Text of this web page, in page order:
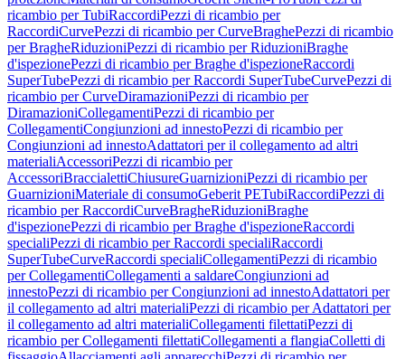
ricambio per TubiRaccordiPezzi di ricambio per
RaccordiCurvePezzi di ricambio per CurveBraghePezzi di ricambio
per BragheRiduzioniPezzi di ricambio per RiduzioniBraghe
d'ispezionePezzi di ricambio per Braghe d'ispezioneRaccordi
SuperTubePezzi di ricambio per Raccordi SuperTubeCurvePezzi di
ricambio per CurveDiramazioniPezzi di ricambio per
DiramazioniCollegamentiPezzi di ricambio per
CollegamentiCongiunzioni ad innestoPezzi di ricambio per
Congiunzioni ad innestoAdattatori per il collegamento ad altri
materialiAccessoriPezzi di ricambio per
AccessoriBraccialettiChiusureGuarnizioniPezzi di ricambio per
GuarnizioniMateriale di consumoGeberit PETubiRaccordiPezzi di
ricambio per RaccordiCurveBragheRiduzioniBraghe
d'ispezionePezzi di ricambio per Braghe d'ispezioneRaccordi
specialiPezzi di ricambio per Raccordi specialiRaccordi
SuperTubeCurveRaccordi specialiCollegamentiPezzi di ricambio
per CollegamentiCollegamenti a saldareCongiunzioni ad
innestoPezzi di ricambio per Congiunzioni ad innestoAdattatori per
il collegamento ad altri materialiPezzi di ricambio per Adattatori per
il collegamento ad altri materialiCollegamenti filettatiPezzi di
ricambio per Collegamenti filettatiCollegamenti a flangiaColletti di